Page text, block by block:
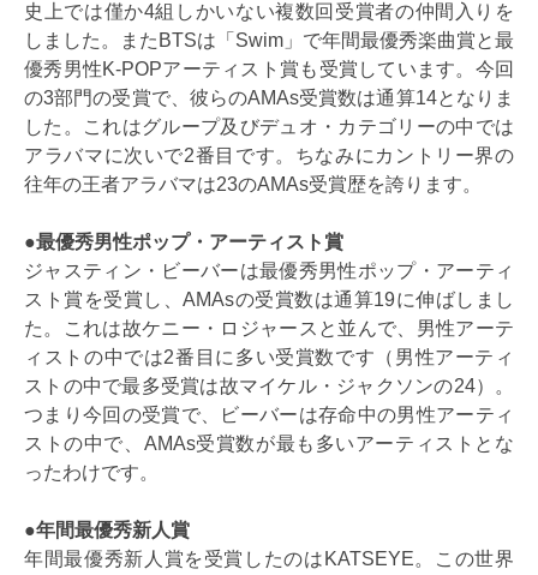
史上では僅か4組しかいない複数回受賞者の仲間入りを
しました。またBTSは「Swim」で年間最優秀楽曲賞と最
優秀男性K-POPアーティスト賞も受賞しています。今回
の3部門の受賞で、彼らのAMAs受賞数は通算14となりま
した。これはグループ及びデュオ・カテゴリーの中では
アラバマに次いで2番目です。ちなみにカントリー界の
往年の王者アラバマは23のAMAs受賞歴を誇ります。
●最優秀男性ポップ・アーティスト賞
ジャスティン・ビーバーは最優秀男性ポップ・アーティ
スト賞を受賞し、AMAsの受賞数は通算19に伸ばしまし
た。これは故ケニー・ロジャースと並んで、男性アーテ
ィストの中では2番目に多い受賞数です（男性アーティ
ストの中で最多受賞は故マイケル・ジャクソンの24）。
つまり今回の受賞で、ビーバーは存命中の男性アーティ
ストの中で、AMAs受賞数が最も多いアーティストとな
ったわけです。
●年間最優秀新人賞
年間最優秀新人賞を受賞したのはKATSEYE。この世界